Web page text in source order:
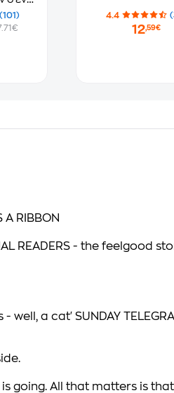
(101)
4.4
12,59€
A RIBBON
READERS - the
- well, a cat' SUNDAY
going. All that matters is